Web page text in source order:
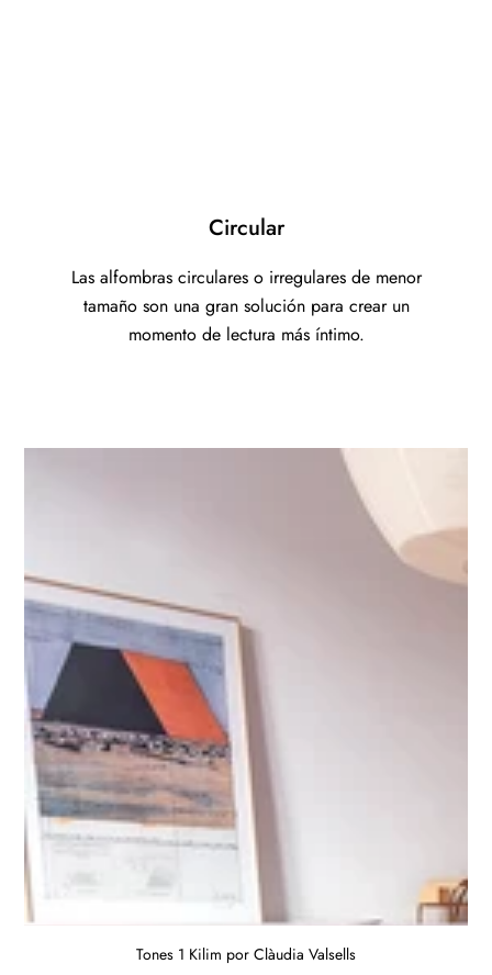
Circular
Las alfombras circulares o irregulares de menor
tamaño son una gran solución para crear un
momento de lectura más íntimo.
Tones 1 Kilim por Clàudia Valsells